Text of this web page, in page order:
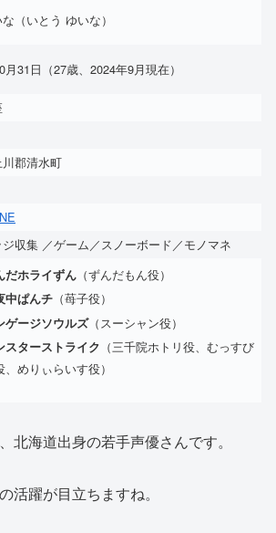
（いとう ゆいな）
月31日（27歳、2024年9月現在）
郡清水町
ジ収集 ／ゲーム／スノーボード／モノマネ
だホライずん（ずんだもん役）
中ぱんチ（苺子役）
ゲージソウルズ（スーシャン役）
スターストライク （三千院ホトリ役、むっすび
、めりぃらいす役）
北海道出身の若手声優さんです。
活躍が目立ちますね。